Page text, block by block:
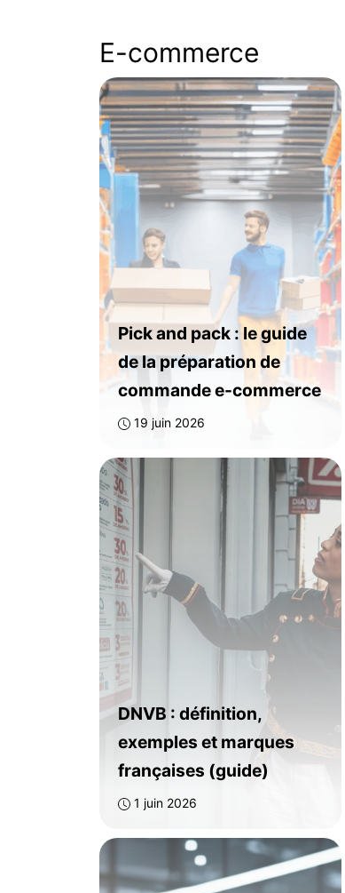
E-commerce
Pick and pack : le guide
de la préparation de
commande e-commerce
19 juin 2026
DNVB : définition,
exemples et marques
françaises (guide)
1 juin 2026